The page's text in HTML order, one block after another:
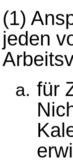
(1)
jeden
für